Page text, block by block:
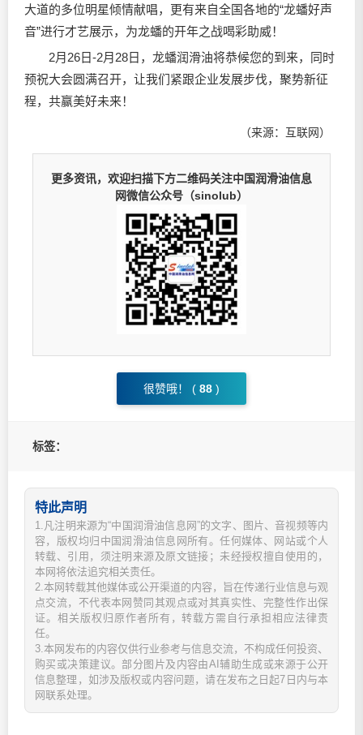
大道的多位明星倾情献唱，更有来自全国各地的“龙蟠好声
音”进行才艺展示，为龙蟠的开年之战喝彩助威！
2月26日-2月28日，龙蟠润滑油将恭候您的到来，同时
预祝大会圆满召开，让我们紧跟企业发展步伐，聚势新征
程，共赢美好未来！
（来源：互联网）
更多资讯，欢迎扫描下方二维码关注中国润滑油信息
网微信公众号（sinolub）
很赞哦！ ( 88 )
标签：
特此声明
1.凡注明来源为“中国润滑油信息网”的文字、图片、音视频等内
容，版权均归中国润滑油信息网所有。任何媒体、网站或个人
转载、引用，须注明来源及原文链接；未经授权擅自使用的，
本网将依法追究相关责任。
2.本网转载其他媒体或公开渠道的内容，旨在传递行业信息与观
点交流，不代表本网赞同其观点或对其真实性、完整性作出保
证。相关版权归原作者所有，转载方需自行承担相应法律责
任。
3.本网发布的内容仅供行业参考与信息交流，不构成任何投资、
购买或决策建议。部分图片及内容由AI辅助生成或来源于公开
信息整理，如涉及版权或内容问题，请在发布之日起7日内与本
网联系处理。